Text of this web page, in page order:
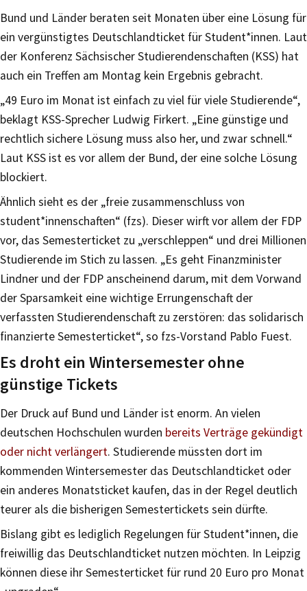
Bund und Länder beraten seit Monaten über eine Lösung für
ein vergünstigtes Deutschlandticket für Student*innen. Laut
der Konferenz Sächsischer Studierendenschaften (KSS) hat
auch ein Treffen am Montag kein Ergebnis gebracht.
„49 Euro im Monat ist einfach zu viel für viele Studierende“,
beklagt KSS-Sprecher Ludwig Firkert. „Eine günstige und
rechtlich sichere Lösung muss also her, und zwar schnell.“
Laut KSS ist es vor allem der Bund, der eine solche Lösung
blockiert.
Ähnlich sieht es der „freie zusammenschluss von
student*innenschaften“ (fzs). Dieser wirft vor allem der FDP
vor, das Semesterticket zu „verschleppen“ und drei Millionen
Studierende im Stich zu lassen. „Es geht Finanzminister
Lindner und der FDP anscheinend darum, mit dem Vorwand
der Sparsamkeit eine wichtige Errungenschaft der
verfassten Studierendenschaft zu zerstören: das solidarisch
finanzierte Semesterticket“, so fzs-Vorstand Pablo Fuest.
Es droht ein Wintersemester ohne
günstige Tickets
Der Druck auf Bund und Länder ist enorm. An vielen
deutschen Hochschulen wurden bereits Verträge gekündigt
oder nicht verlängert. Studierende müssten dort im
kommenden Wintersemester das Deutschlandticket oder
ein anderes Monatsticket kaufen, das in der Regel deutlich
teurer als die bisherigen Semestertickets sein dürfte.
Bislang gibt es lediglich Regelungen für Student*innen, die
freiwillig das Deutschlandticket nutzen möchten. In Leipzig
können diese ihr Semesterticket für rund 20 Euro pro Monat